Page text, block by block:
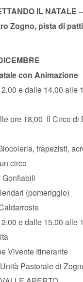
IL NATALE –
Zogno, pista di
con Animazione
e dalle 14.00 alle
ore 18,00 Il Circo di
trapezisti,
circo
Gonfiabili
(pomeriggio)
e dalle 15.00 alle
Vivente Itinerante
Pastorale di